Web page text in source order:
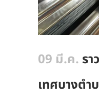
09 มี.ค. ร
เทศบางตำ